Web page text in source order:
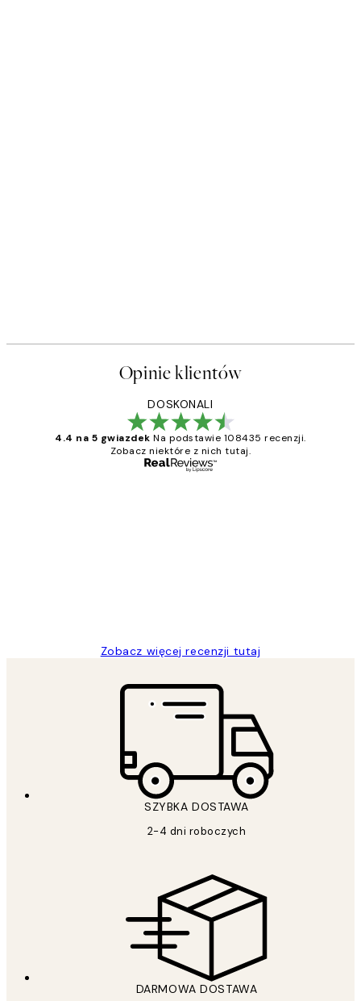
Opinie klientów
DOSKONALI
4.4 na 5 gwiazdek Na podstawie 108435 recenzji.
Zobacz niektóre z nich tutaj.
Zobacz więcej recenzji tutaj
SZYBKA DOSTAWA
2-4 dni roboczych
DARMOWA DOSTAWA